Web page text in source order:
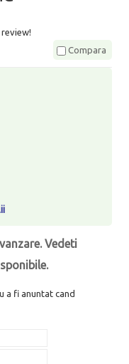
Compara
Vedeti
a fi anuntat cand